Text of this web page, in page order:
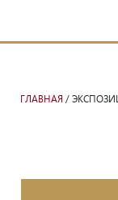
ГЛАВНАЯ /